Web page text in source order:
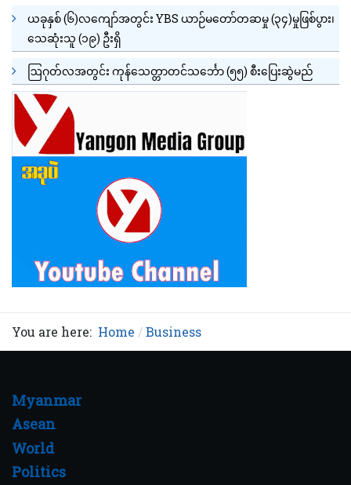
ယခုနှစ် (၆)လကျော်အတွင်း YBS ယာဉ်မတော်တဆမှု (၃၄)မှုဖြစ်ပွား၊
သေဆုံးသူ (၁၉) ဦးရှိ
ဩဂုတ်လအတွင်း ကုန်သေတ္တာတင်သင်္ဘော (၅၅) စီးပြေးဆွဲမည်
You are here: Home Business
Myanmar
Asean
World
Politics